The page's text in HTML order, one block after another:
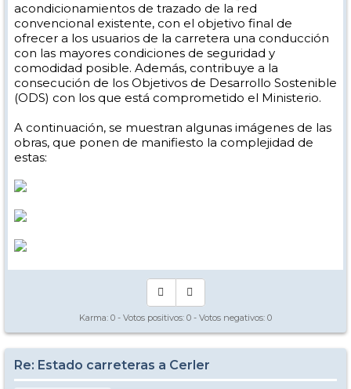
acondicionamientos de trazado de la red
convencional existente, con el objetivo final de
ofrecer a los usuarios de la carretera una conducción
con las mayores condiciones de seguridad y
comodidad posible. Además, contribuye a la
consecución de los Objetivos de Desarrollo Sostenible
(ODS) con los que está comprometido el Ministerio.
A continuación, se muestran algunas imágenes de las
obras, que ponen de manifiesto la complejidad de
estas:
Karma: 0 - Votos positivos: 0 - Votos negativos: 0
Re: Estado carreteras a Cerler